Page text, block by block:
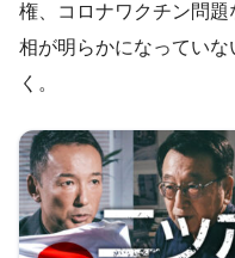
権、コロナワクチン問
相が明らかになってい
く。